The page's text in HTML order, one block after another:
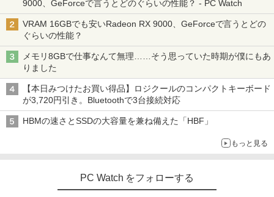
￥250
On My Road (Stadium ver.)
￥250
強炭酸水 ペットボトル 500ミリリットル (Sm
art Basic)
みきった日本の水 2L 8本 ラベルレス [ ケース
] [ 水 ] [ ペットボトル ] [ 箱買い ] [ ストック
] [ 水分補給 ]
￥572
スーパーの裏でヤニ吸うふたり 9巻 (デジタル
￥810
3
【★最大100%ポイント】【フルHD×WE
モリ:8GB/16GB/SSD:256GB/512GB/1T
B/13.3型液晶/Wi-fi/Bluetooth/USB3.1/T
ン Windows11 Win11正式対応
￥26,800
HP ProBook 450 G6 15.6型大画面フルH
Type-C 指紋認証 HDMI Office Windows
11 送料無料 中古ノートパソコン
バイルモニター 10.5インチ 11インチ フ
ルHD 1080P 100%sRGB 400cd/m? 光沢
C対応 miniHDMI モニター 持ち運び サブ
ディスプレイ ミニPC対応 3年保証 EVICI
V
￥10,999
で】 ゲーミングモニター モニター 24.5
インチ 24インチ 180Hz 180hz FHD フリ
￥8,140
4
ちいかわ なんか小さくてかわいいやつ
特装版 （プレミアムKC） [ ナガノ ]
￥2,420
【最大3％OFF】 【中古】 送料無料 ワイ
【中古】
9000、GeForceで言うとどのぐらいの性能？ - PC Watch
VRAM 16GBでも安いRadeon RX 9000、GeForceで言うとどの
ぐらいの性能？
メモリ8GBで仕事なんて無理……そう思っていた時期が僕にもあ
りました
【本日みつけたお買い得品】ロジクールのコンパクトキーボード
が3,720円引き。Bluetoothで3台接続対応
HBMの速さとSSDの大容量を兼ね備えた「HBF」
もっと見る
PC Watch をフォローする